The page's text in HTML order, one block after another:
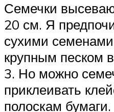
Семечки
20 см. Я
сухими
крупным песком
3. Но можно
приклеивать
полоскам